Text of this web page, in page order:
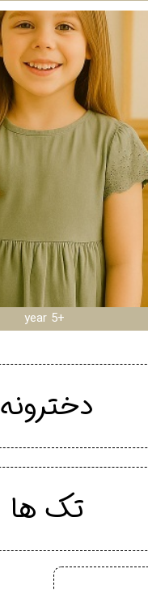
year 5+
دخترونه
تک ها